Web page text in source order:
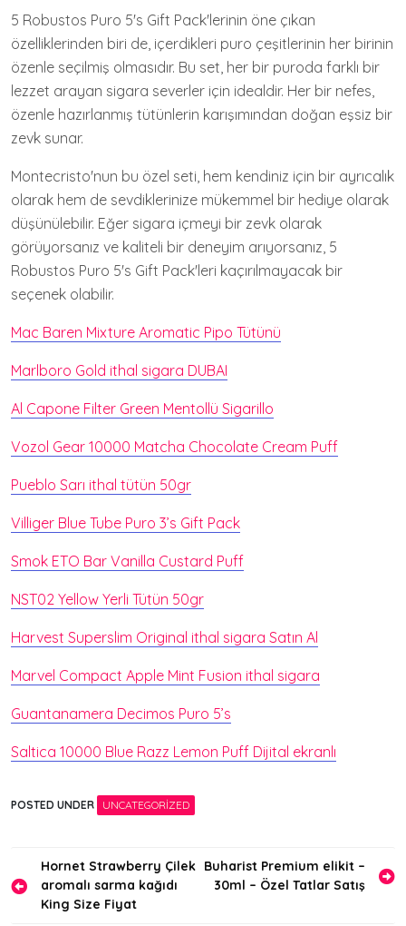
5 Robustos Puro 5's Gift Pack'lerinin öne çıkan
özelliklerinden biri de, içerdikleri puro çeşitlerinin her birinin
özenle seçilmiş olmasıdır. Bu set, her bir puroda farklı bir
lezzet arayan sigara severler için idealdir. Her bir nefes,
özenle hazırlanmış tütünlerin karışımından doğan eşsiz bir
zevk sunar.
Montecristo'nun bu özel seti, hem kendiniz için bir ayrıcalık
olarak hem de sevdiklerinize mükemmel bir hediye olarak
düşünülebilir. Eğer sigara içmeyi bir zevk olarak
görüyorsanız ve kaliteli bir deneyim arıyorsanız, 5
Robustos Puro 5's Gift Pack'leri kaçırılmayacak bir
seçenek olabilir.
Mac Baren Mixture Aromatic Pipo Tütünü
Marlboro Gold ithal sigara DUBAI
Al Capone Filter Green Mentollü Sigarillo
Vozol Gear 10000 Matcha Chocolate Cream Puff
Pueblo Sarı ithal tütün 50gr
Villiger Blue Tube Puro 3’s Gift Pack
Smok ETO Bar Vanilla Custard Puff
NST02 Yellow Yerli Tütün 50gr
Harvest Superslim Original ithal sigara Satın Al
Marvel Compact Apple Mint Fusion ithal sigara
Guantanamera Decimos Puro 5’s
Saltica 10000 Blue Razz Lemon Puff Dijital ekranlı
POSTED UNDER UNCATEGORIZED
Yazı
gezinmesi
Hornet Strawberry Çilek
aromalı sarma kağıdı
King Size Fiyat
Buharist Premium elikit –
30ml – Özel Tatlar Satış